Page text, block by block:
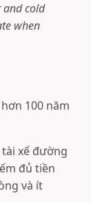
and cold
when
100 năm
xế đường
đủ tiền
và ít